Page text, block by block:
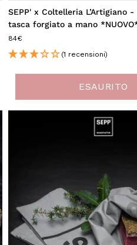
SEPP' x Coltelleria L’Artigiano
tasca forgiato a mano
84€
(1 recensioni)
ESAURITO